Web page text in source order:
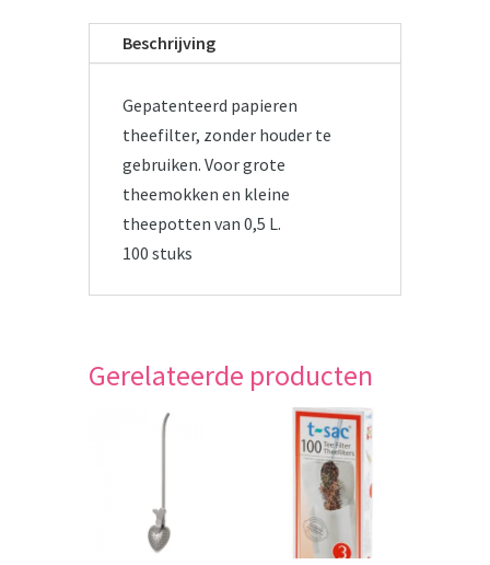
Beschrijving
Gepatenteerd papieren
theefilter, zonder houder te
gebruiken. Voor grote
theemokken en kleine
theepotten van 0,5 L.
100 stuks
Gerelateerde producten